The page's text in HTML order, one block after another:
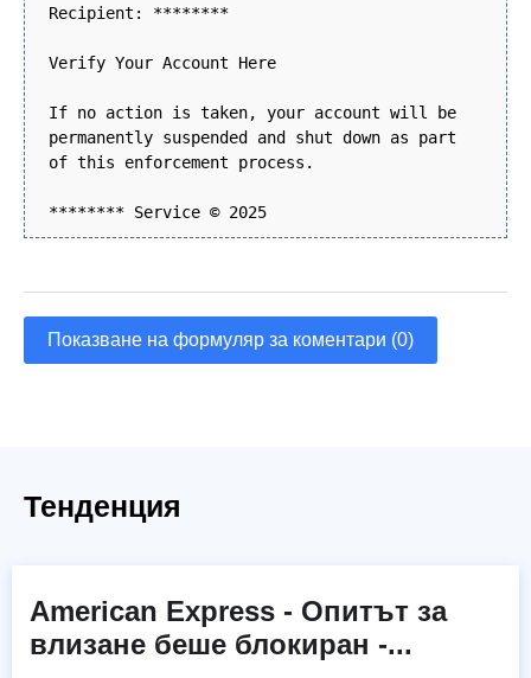
Recipient: ********
Verify Your Account Here
If no action is taken, your account will be
permanently suspended and shut down as part
of this enforcement process.
******** Service © 2025
Показване на формуляр за коментари (0)
Тенденция
American Express - Опитът за
влизане беше блокиран -...